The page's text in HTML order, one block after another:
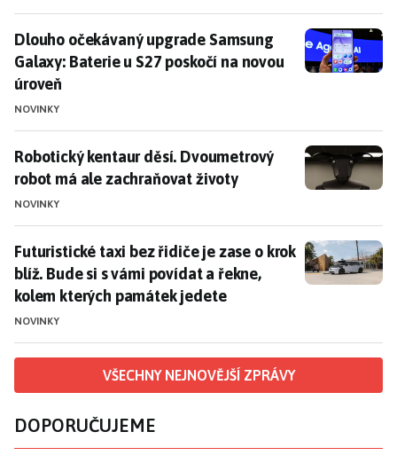
Dlouho očekávaný upgrade Samsung Galaxy: Baterie
Dlouho očekávaný upgrade Samsung
Galaxy: Baterie u S27 poskočí na novou
úroveň
NOVINKY
Robotický kentaur děsí. Dvoumetrový robot má ale
Robotický kentaur děsí. Dvoumetrový
robot má ale zachraňovat životy
NOVINKY
Futuristické taxi bez řidiče je zase o krok blíž. Bude
Futuristické taxi bez řidiče je zase o krok
blíž. Bude si s vámi povídat a řekne,
kolem kterých památek jedete
NOVINKY
VŠECHNY NEJNOVĚJŠÍ ZPRÁVY
DOPORUČUJEME